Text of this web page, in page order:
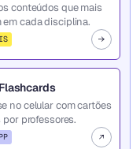
conteúdos que mais
em cada disciplina.
Flashcards
no celular com cartões
por professores.